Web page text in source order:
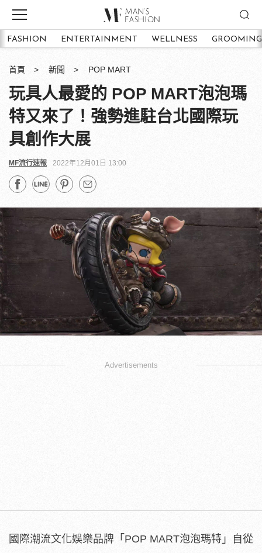
FASHION ENTERTAINMENT WELLNESS GROOMING
首頁 新聞 POP MART
玩具人最愛的 POP MART泡泡瑪
特又來了！強勢進駐台北國際玩
具創作大展
MF流行速報 2022年12月01日 13:00
Advertisements
國際潮流文化娛樂品牌「POP MART泡泡瑪特」自從